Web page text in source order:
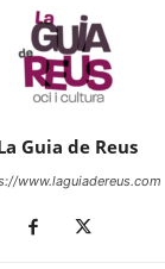
Guia de Reus
www.laguiadereus.com